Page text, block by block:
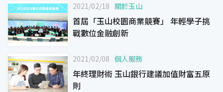
2021/02/18 關於玉山
首屆「玉山校園商業競賽」 年輕學子挑
戰數位金融創新
2021/02/08 個人服務
年終理財術 玉山銀行建議加值財富五原
則